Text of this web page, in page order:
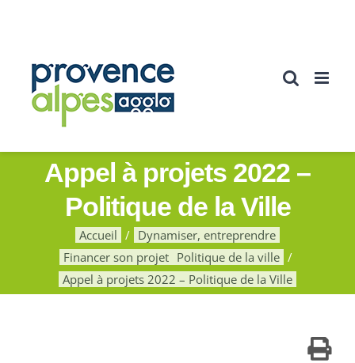
Appel à projets 2022 –
Politique de la Ville
Accueil
Dynamiser, entreprendre
Financer son projet Politique de la ville
Appel à projets 2022 – Politique de la Ville